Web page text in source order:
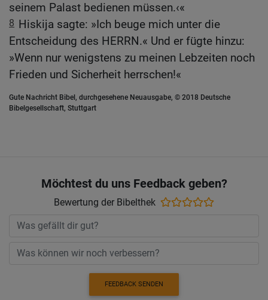
seinem Palast bedienen müssen.‹«
8 Hiskija sagte: »Ich beuge mich unter die
Entscheidung des HERRN.« Und er fügte hinzu:
»Wenn nur wenigstens zu meinen Lebzeiten noch
Frieden und Sicherheit herrschen!«
Gute Nachricht Bibel, durchgesehene Neuausgabe, © 2018 Deutsche
Bibelgesellschaft, Stuttgart
Möchtest du uns Feedback geben?
Bewertung der Bibelthek
FEEDBACK SENDEN